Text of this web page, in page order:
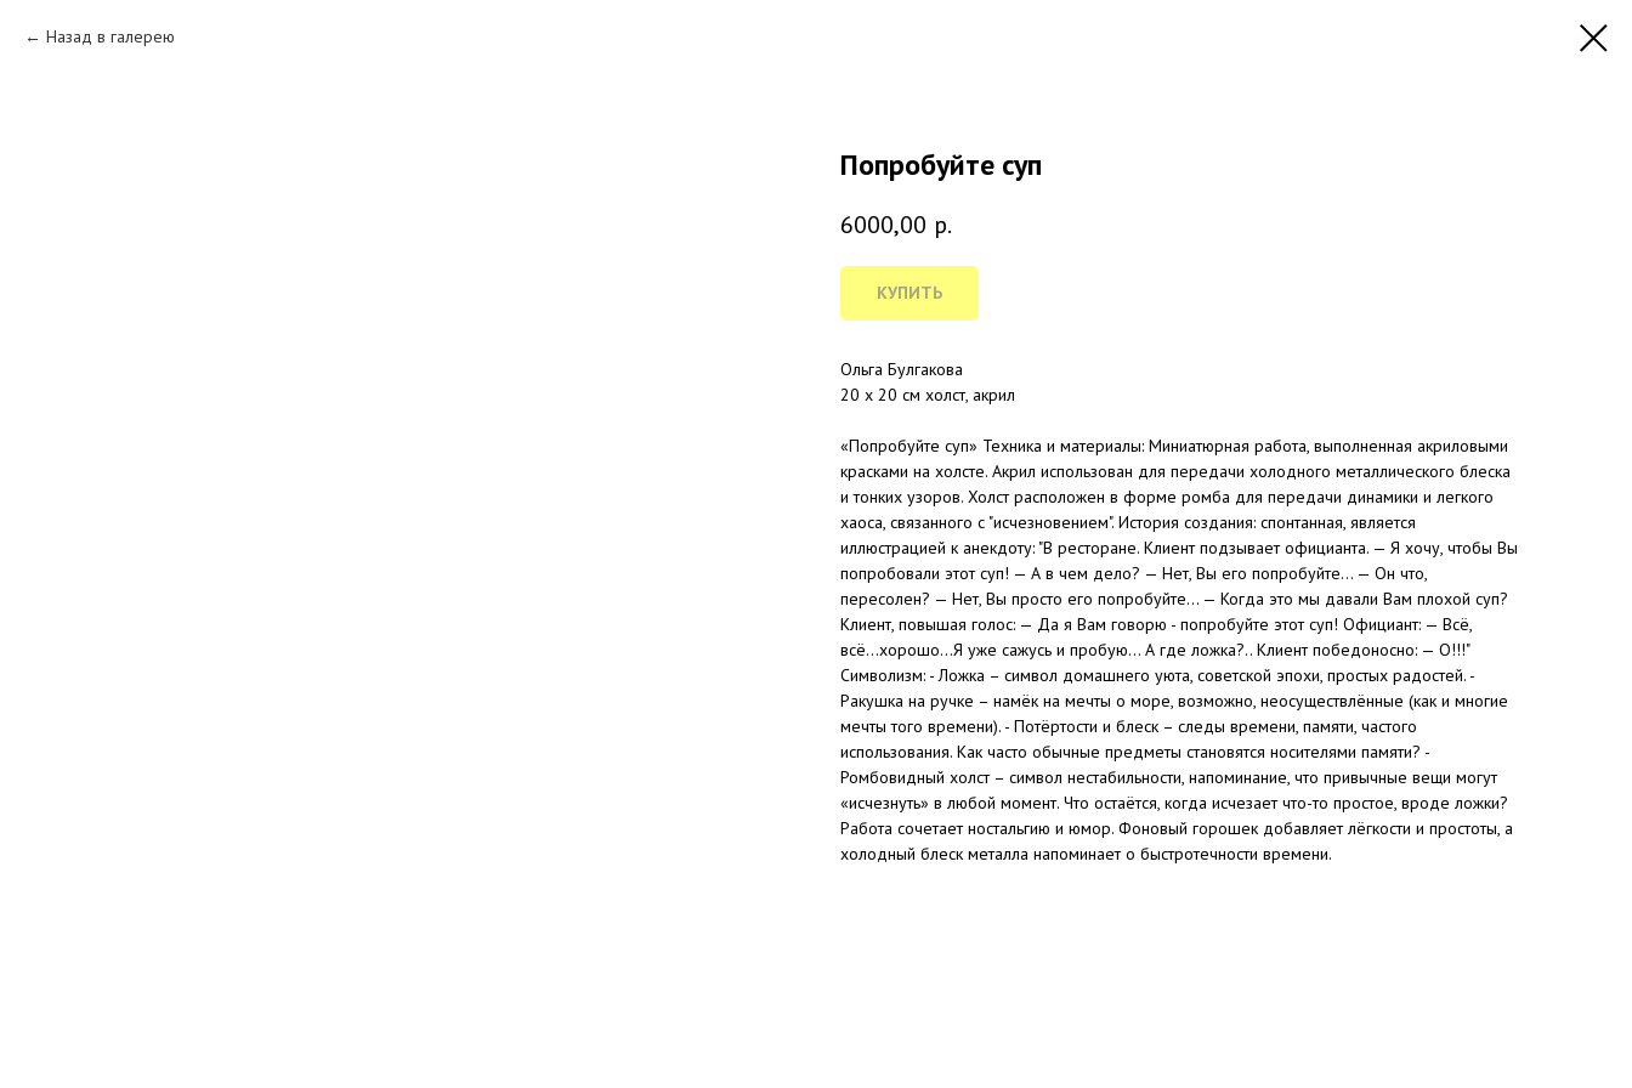
Назад в галерею
Попробуйте суп
6000,00 р.
КУПИТЬ
Ольга Булгакова
20 х 20 см холст, акрил
«Попробуйте суп» Техника и материалы: Миниатюрная работа, выполненная акриловыми
красками на холсте. Акрил использован для передачи холодного металлического блеска
и тонких узоров. Холст расположен в форме ромба для передачи динамики и легкого
хаоса, связанного с "исчезновением". История создания: спонтанная, является
иллюстрацией к анекдоту: "В ресторане. Клиент подзывает официанта. — Я хочу, чтобы Вы
попробовали этот суп! — А в чем дело? — Нет, Вы его попробуйте... — Он что,
пересолен? — Нет, Вы просто его попробуйте... — Когда это мы давали Вам плохой суп?
Клиент, повышая голос: — Да я Вам говорю - попробуйте этот суп! Официант: — Всё,
всё...хорошо...Я уже сажусь и пробую... А где ложка?.. Клиент победоносно: — О!!!"
Символизм: - Ложка – символ домашнего уюта, советской эпохи, простых радостей. -
Ракушка на ручке – намёк на мечты о море, возможно, неосуществлённые (как и многие
мечты того времени). - Потёртости и блеск – следы времени, памяти, частого
использования. Как часто обычные предметы становятся носителями памяти? -
Ромбовидный холст – символ нестабильности, напоминание, что привычные вещи могут
«исчезнуть» в любой момент. Что остаётся, когда исчезает что-то простое, вроде ложки?
Работа сочетает ностальгию и юмор. Фоновый горошек добавляет лёгкости и простоты, а
холодный блеск металла напоминает о быстротечности времени.